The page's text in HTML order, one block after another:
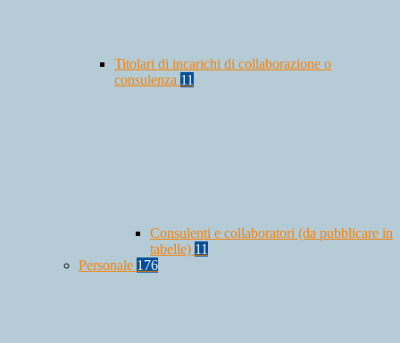
Titolari di incarichi di collaborazione o
consulenza 11
Consulenti e collaboratori (da pubblicare in
tabelle) 11
Personale 176